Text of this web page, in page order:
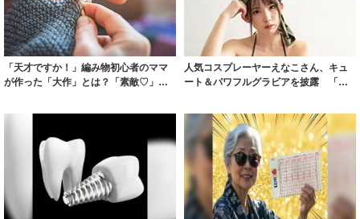
「天才ですか！」編み物初心者のママ
が作った「大作」とは？「素敵♡」と
人気コスプレーヤーえなこさん、キュ
ート＆パワフルグラビアを披露 「月